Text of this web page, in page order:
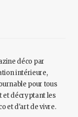
déco par
intérieure,
pour tous
et décryptant les
et d'art de vivre.